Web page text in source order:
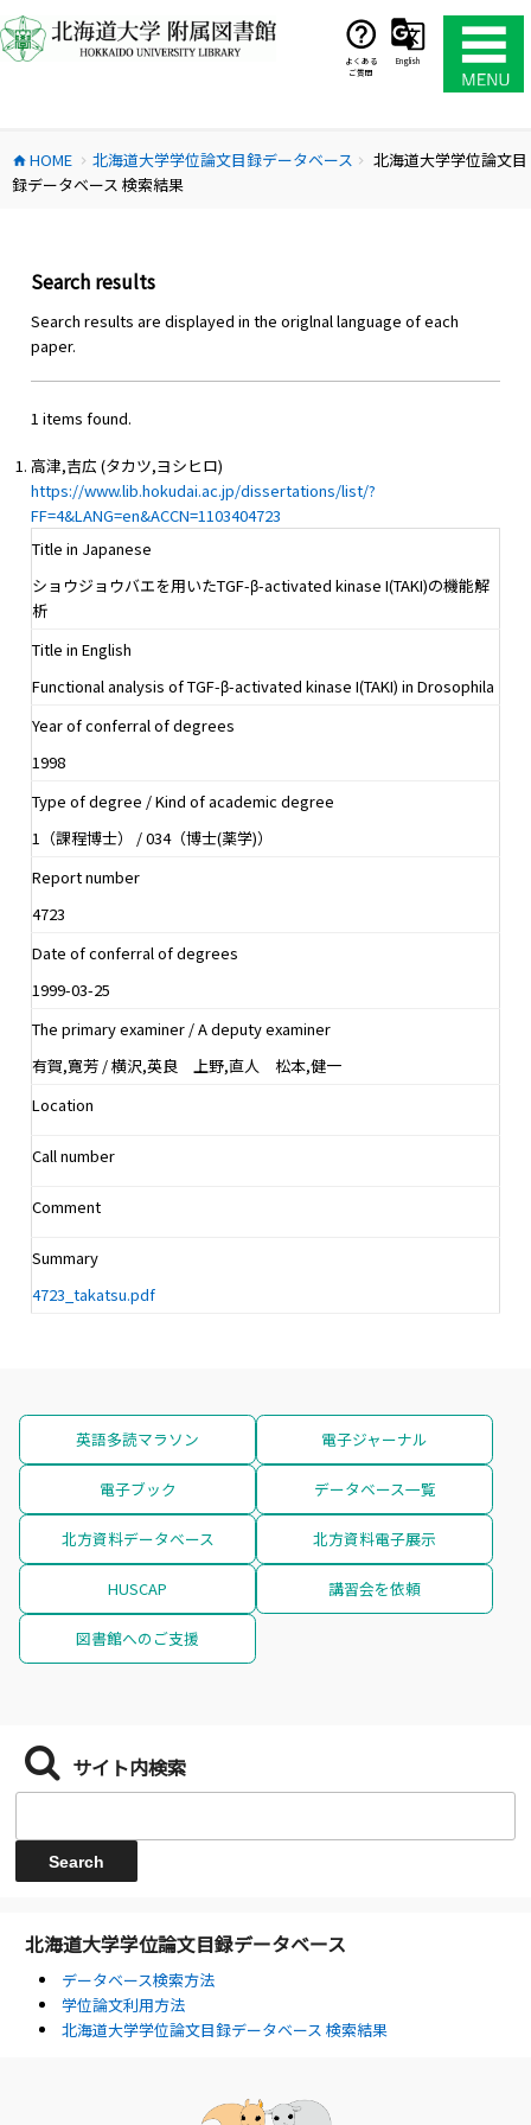
ン
テ
ス
キ
よくある
ご質問
English
home HOME chevron_right 北海道大学学位論文目録データベース chevron_right
北海道大学学位論文目
録データベース 検索結果
Search results
Search results are displayed in the origlnal language of each
paper.
1 items found.
高津,吉広 (タカツ,ヨシヒロ)
https://www.lib.hokudai.ac.jp/dissertations/list/?
FF=4&LANG=en&ACCN=1103404723
Title in Japanese
ショウジョウバエを用いたTGF-β-activated kinase I(TAKI)の機能解
析
Title in English
Functional analysis of TGF-β-activated kinase I(TAKI) in Drosophila
Year of conferral of degrees
1998
Type of degree / Kind of academic degree
1（課程博士） / 034（博士(薬学)）
Report number
4723
Date of conferral of degrees
1999-03-25
The primary examiner / A deputy examiner
有賀,寛芳 / 横沢,英良 上野,直人 松本,健一
Location
Call number
Comment
Summary
4723_takatsu.pdf
英語多読マラソン 電子ジャーナル
電子ブック データベース一覧
北方資料データベース 北方資料電子展示
HUSCAP 講習会を依頼
図書館へのご支援
サイト内検索
北海道大学学位論文目録データベース
データベース検索方法
学位論文利用方法
北海道大学学位論文目録データベース 検索結果